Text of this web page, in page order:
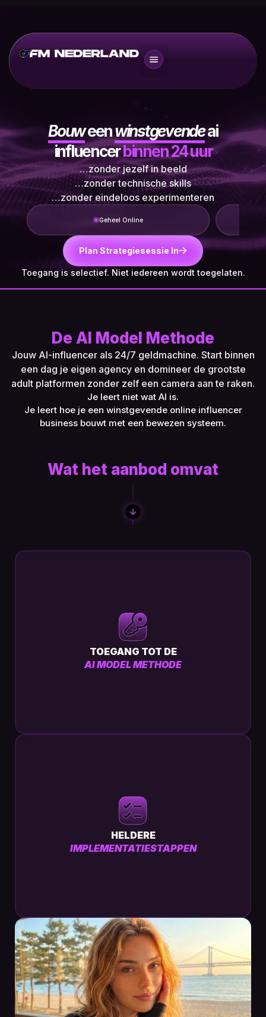
Bouweenwinstgevendeai
influencerbinnen 24 uur
…zonder jezelf in beeld
…zonder technische skills
…zonder eindeloos experimenteren
Geheel Online
Plan Strategiesessie In
Toegang is selectief. Niet iedereen wordt toegelaten.
De AI Model Methode
Jouw AI-influencer als 24/7 geldmachine. Start binnen
een dag je eigen agency en domineer de grootste
adult platformen zonder zelf een camera aan te raken.
Je leert niet wat AI is.
Je leert hoe je een winstgevende online influencer
business bouwt met een bewezen systeem.
Wat het aanbod omvat
TOEGANG TOT DE
AI MODEL METHODE
HELDERE
IMPLEMENTATIESTAPPEN